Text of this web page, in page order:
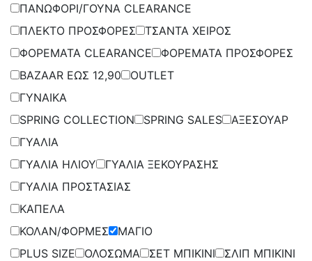
ΠΑΝΩΦΟΡΙ/ΓΟΥΝΑ CLEARANCE
ΠΛΕΚΤΟ ΠΡΟΣΦΟΡΕΣ
ΤΣΑΝΤΑ ΧΕΙΡΟΣ
ΦΟΡΕΜΑΤΑ CLEARANCE
ΦΟΡΕΜΑΤΑ ΠΡΟΣΦΟΡΕΣ
BAZAAR ΕΩΣ 12,90
OUTLET
ΓΥΝΑΙΚΑ
SPRING COLLECTION
SPRING SALES
ΑΞΕΣΟΥΑΡ
ΓΥΑΛΙΑ
ΓΥΑΛΙΑ ΗΛΙΟΥ
ΓΥΑΛΙΑ ΞΕΚΟΥΡΑΣΗΣ
ΓΥΑΛΙΑ ΠΡΟΣΤΑΣΙΑΣ
ΚΑΠΕΛΑ
ΚΟΛΑΝ/ΦΟΡΜΕΣ
ΜΑΓΙΟ
PLUS SIZE
ΟΛΟΣΩΜΑ ΣΕΤ ΜΠΙΚΙΝΙ
ΣΛΙΠ ΜΠΙΚΙΝΙ